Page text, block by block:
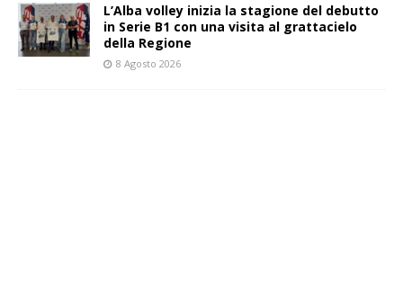
L’Alba volley inizia la stagione del debutto
in Serie B1 con una visita al grattacielo
della Regione
8 Agosto 2026